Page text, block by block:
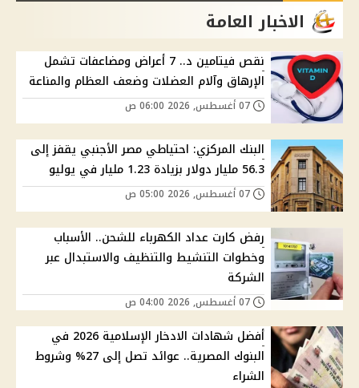
الاخبار العامة
نقص فيتامين د.. 7 أعراض ومضاعفات تشمل
الإرهاق وآلام العضلات وضعف العظام والمناعة
البنك المركزي: احتياطي مصر الأجنبي يقفز إلى
56.3 مليار دولار بزيادة 1.23 مليار في يوليو
رفض كارت عداد الكهرباء للشحن.. الأسباب
وخطوات التنشيط والتنظيف والاستبدال عبر
الشركة
أفضل شهادات الادخار الإسلامية 2026 في
البنوك المصرية.. عوائد تصل إلى 27% وشروط
الشراء